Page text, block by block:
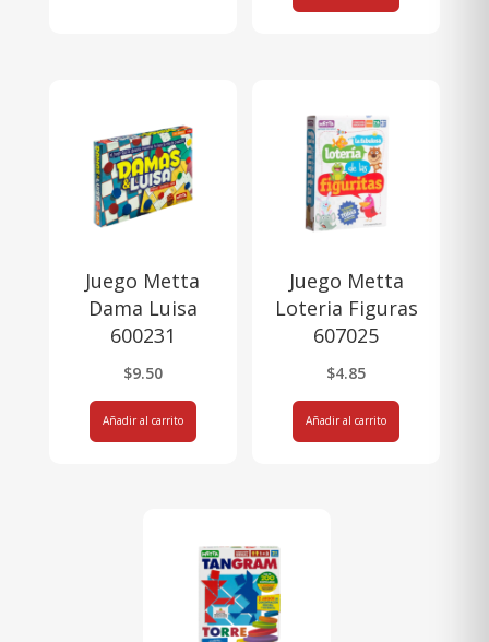
Juego Metta
Dama Luisa
600231
$9.50
Añadir al carrito
Juego Metta
Loteria Figuras
607025
$4.85
Añadir al carrito